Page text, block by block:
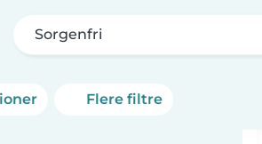
Sorgenfri
Flere filtre